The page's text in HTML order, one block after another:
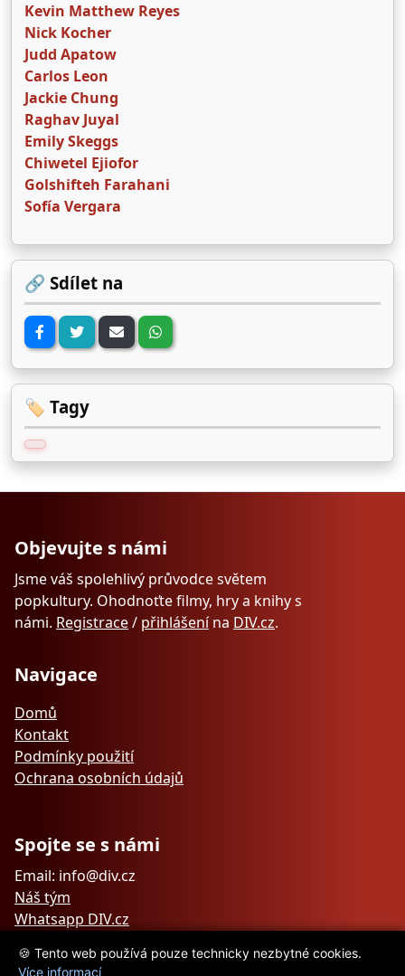
Kevin Matthew Reyes
Nick Kocher
Judd Apatow
Carlos Leon
Jackie Chung
Raghav Juyal
Emily Skeggs
Chiwetel Ejiofor
Golshifteh Farahani
Sofía Vergara
🔗 Sdílet na
🏷️ Tagy
Objevujte s námi
Jsme váš spolehlivý průvodce světem
popkultury. Ohodnoťte filmy, hry a knihy s
námi. Registrace/ přihlášenína DIV.cz.
Navigace
Domů
Kontakt
Podmínky použití
Ochrana osobních údajů
Spojte se s námi
Email: info@div.cz
Náš tým
Whatsapp DIV.cz
🍪 Tento web používá pouze technicky nezbytné cookies.
Více informací